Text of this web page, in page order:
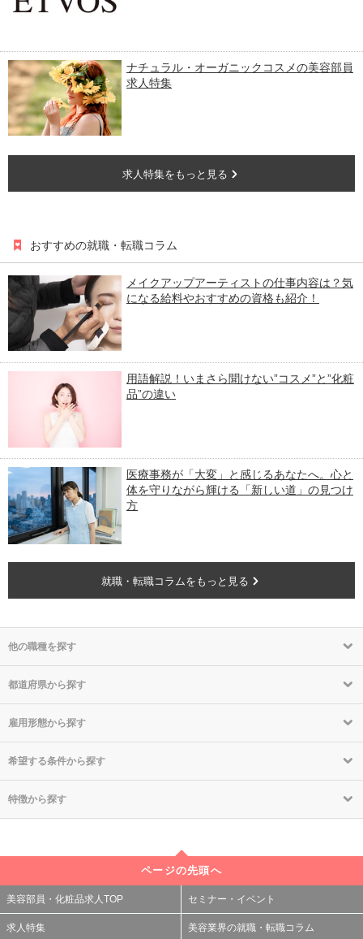
ナチュラル・オーガニックコスメの美容部員
求人特集
求人特集をもっと見る
おすすめの就職・転職コラム
メイクアップアーティストの仕事内容は？気
になる給料やおすすめの資格も紹介！
用語解説！いまさら聞けない”コスメ”と”化粧
品”の違い
医療事務が「大変」と感じるあなたへ。心と
体を守りながら輝ける「新しい道」の見つけ
方
就職・転職コラムをもっと見る
他の職種を探す
都道府県から探す
雇用形態から探す
希望する条件から探す
特徴から探す
ページの先頭へ
美容部員・化粧品求人TOP セミナー・イベント
求人特集 美容業界の就職・転職コラム